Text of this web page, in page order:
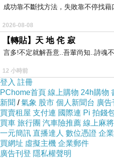
（以紅色
成功靠不斷找方法，失敗靠不停找藉
2026-08-08
【轉貼】天 地 侘 寂
言多!不定就解吾意..吾輩尚知..詩魂不
12 小時前
登入 註冊
PChome首頁 線上購物 24h購物
新聞 /氣象 股市 個人新聞台 廣告
買賣租屋 支付連 國際連 Pi 拍錢
買車 旅行團 汽車險推薦 線上麻將
一元簡訊 直播達人 數位憑證 企
買網址 虛擬主機 企業郵件
廣告刊登 隱私權聲明